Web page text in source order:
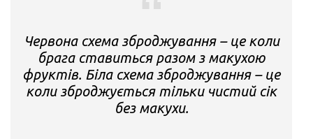
Червона схема зброджування – це коли
брага ставиться разом з макухою
фруктів. Біла схема зброджування – це
коли зброджується тільки чистий сік
без макухи.